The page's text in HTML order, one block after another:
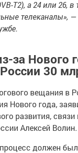
T2), а 24 или 26, в
телеканалы», —
за Нового
30
вещания в
Нового года,
развития,
Алексей Волин.
должен